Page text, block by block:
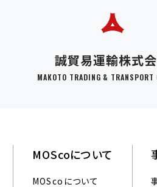
誠貿易運輸株式
MAKOTO TRADING &
MOScoについて
MOScoについて